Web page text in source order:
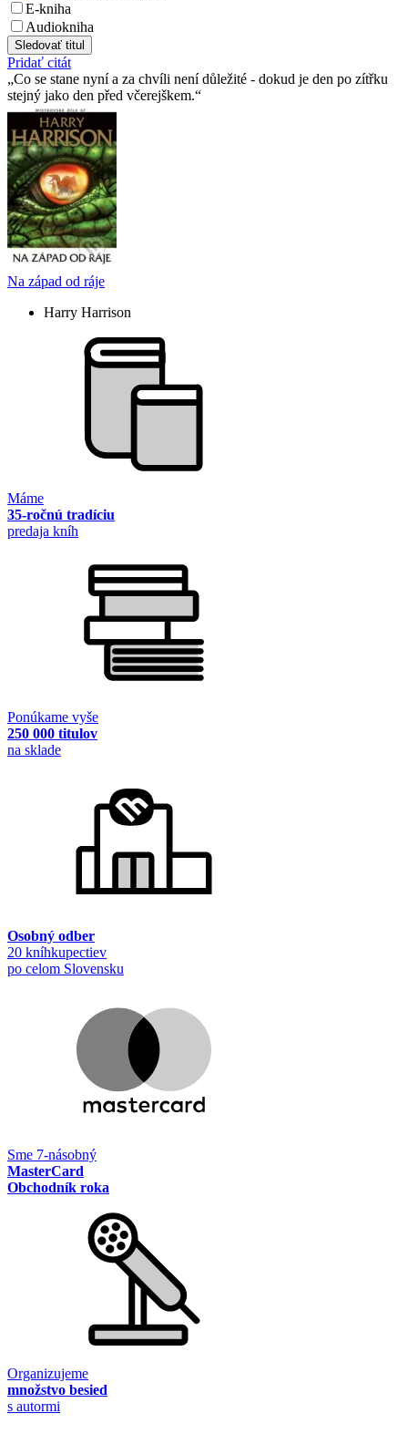
E-kniha
Audiokniha
Sledovať titul
Pridať citát
Co se stane nyní a za chvíli není důležité - dokud je den po zítřku
stejný jako den před včerejškem.
Na západ od ráje
Harry Harrison
Máme
35-ročnú tradíciu
predaja kníh
Ponúkame vyše
250 000 titulov
na sklade
Osobný odber
20 kníhkupectiev
po celom Slovensku
Sme 7-násobný
MasterCard
Obchodník roka
Organizujeme
množstvo besied
s autormi